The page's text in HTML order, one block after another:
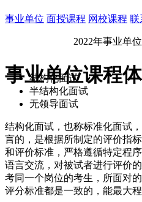
事业单位 面授课程 网校课程 联
2022年事业单
事业单位课程
结构化面试
半结构化面试
无领导面试
结构化面试，也称标准化面试
言的，是根据所制定的评价指
和评价标准，严格遵循特定程
语言交流，对被试者进行评价
考同一个岗位的考生，所面对
评分标准都是一致的，能最大